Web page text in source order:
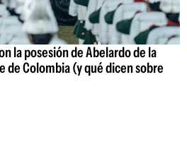
la posesión de Abelardo de la
de Colombia (y qué dicen sobre